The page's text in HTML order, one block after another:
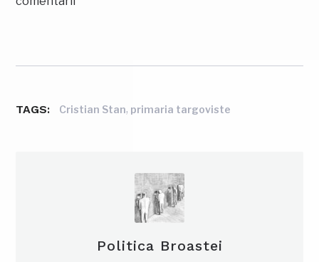
TAGS: Cristian Stan, primaria targoviste
Politica Broastei